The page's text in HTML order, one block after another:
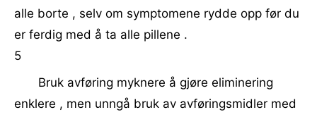
alle borte , selv om symptomene rydde opp før du
er ferdig med å ta alle pillene .
5
Bruk avføring myknere å gjøre eliminering
enklere , men unngå bruk av avføringsmidler med